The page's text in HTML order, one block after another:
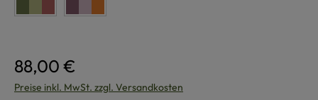
88,00 €
Preise inkl. MwSt. zzgl. Versandkosten